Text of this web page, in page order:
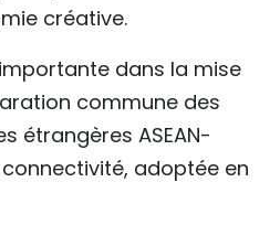
créative.
dans la mise
commune des
étrangères ASEAN-
adoptée en